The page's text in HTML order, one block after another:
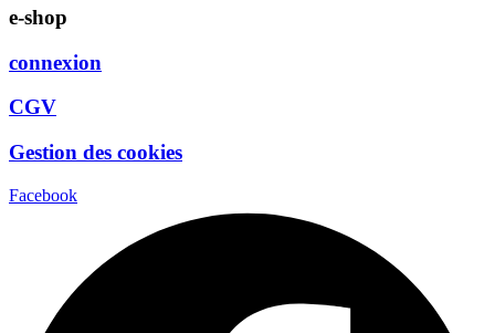
e-shop
connexion
CGV
Gestion des cookies
Facebook